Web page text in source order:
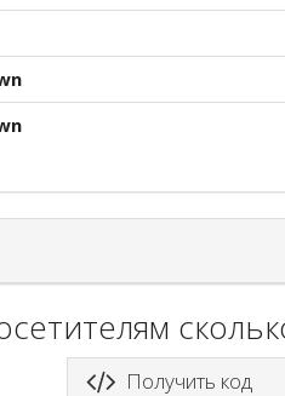
Получить код